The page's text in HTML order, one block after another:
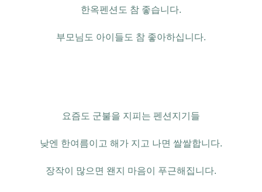
한옥펜션도 참 좋습니다.
부모님도 아이들도 참 좋아하십니다.
요즘도 군불을 지피는 펜션지기들
낮엔 한여름이고 해가 지고 나면 쌀쌀합니다.
장작이 많으면 왠지 마음이 푸근해집니다.